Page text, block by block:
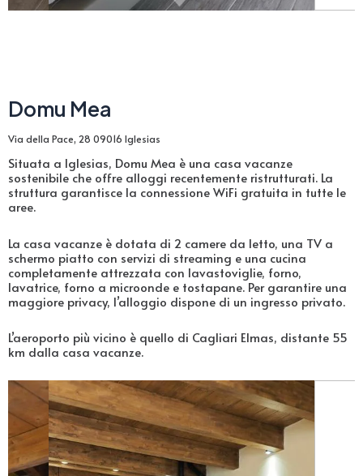
Domu Mea
Via della Pace, 28 09016 Iglesias
Situata a Iglesias, Domu Mea è una casa vacanze
sostenibile che offre alloggi recentemente ristrutturati. La
struttura garantisce la connessione WiFi gratuita in tutte le
aree.
La casa vacanze è dotata di 2 camere da letto, una TV a
schermo piatto con servizi di streaming e una cucina
completamente attrezzata con lavastoviglie, forno,
lavatrice, forno a microonde e tostapane. Per garantire una
maggiore privacy, l’alloggio dispone di un ingresso privato.
L’aeroporto più vicino è quello di Cagliari Elmas, distante 55
km dalla casa vacanze.